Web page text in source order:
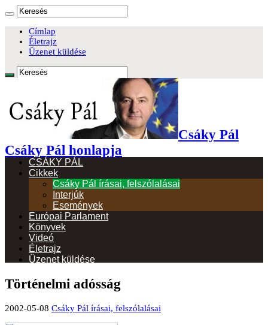
Címlap
Életrajz
Üzenet küldése
Csáky Pál
Csáky Pál honlapja
CSÁKY PÁL
Cikkek
Csáky Pál írásai, felszólalásai
Interjúk
Események
Európai Parlament
Könyvek
Videó
Életrajz
Üzenet küldése
Történelmi adósság
2002-05-08 Csáky Pál írásai, felszólalásai